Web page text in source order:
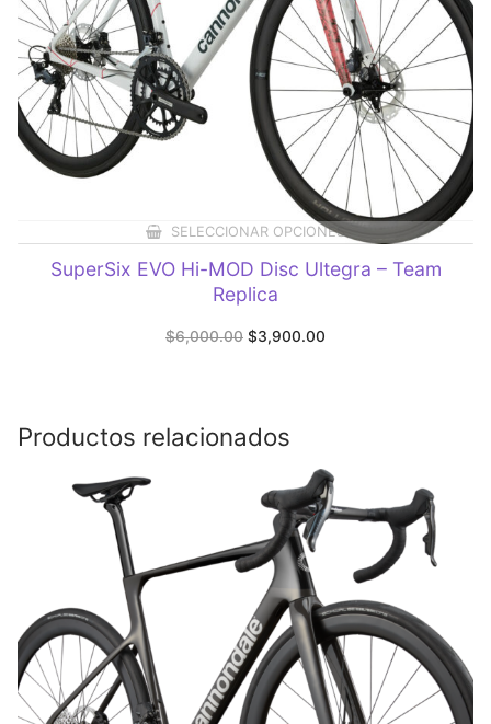
SELECCIONAR OPCIONES
SuperSix EVO Hi-MOD Disc Ultegra – Team
Replica
$6,000.00
Original
price
$3,900.00
Productos relacionados